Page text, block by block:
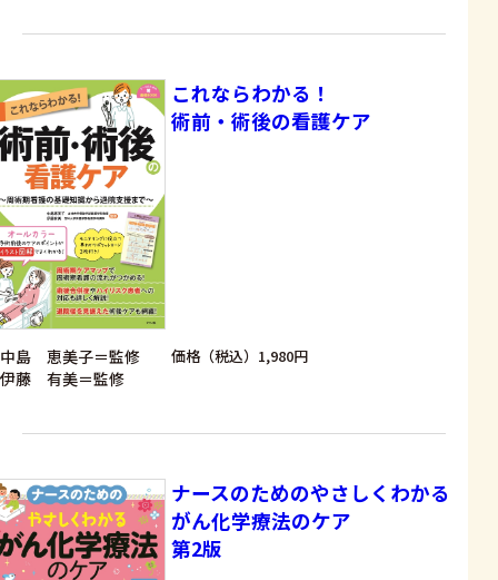
これならわかる！
術前・術後の看護ケア
中島 恵美子＝監修
伊藤 有美＝監修
価格（税込）1,980円
ナースのためのやさしくわかる
がん化学療法のケア
第2版